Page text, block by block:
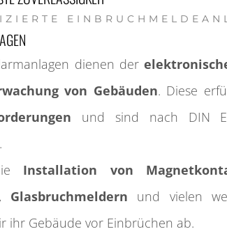
dienen der
von Gebäuden. Diese
und sind nach DIN
Installation von
Glas­bruch­meldern und vielen
ihr Gebäude vor Ein­brüchen ab.